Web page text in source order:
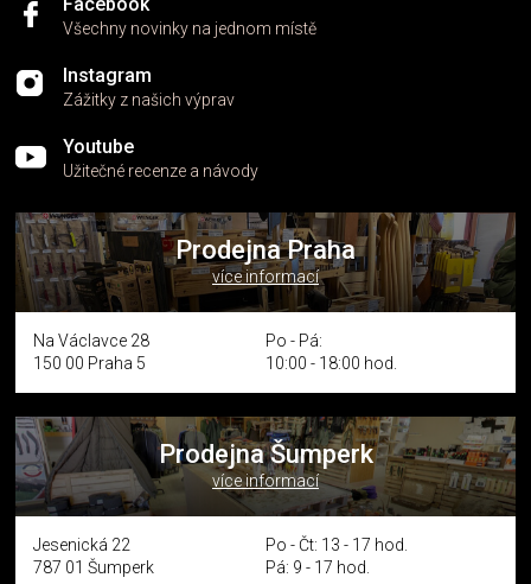
Všechny novinky na jednom místě
Instagram
Zážitky z našich výprav
Youtube
Užitečné recenze a návody
Prodejna Praha
více informací
Na Václavce 28
150 00 Praha 5
Po - Pá:
10:00 - 18:00 hod.
Prodejna Šumperk
více informací
Jesenická 22
787 01 Šumperk
Po - Čt: 13 - 17 hod.
Pá: 9 - 17 hod.